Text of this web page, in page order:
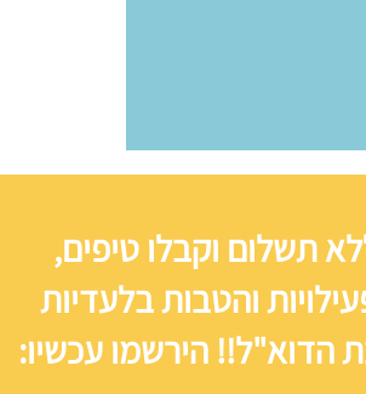
תשלום וקבלו טיפים,
והטבות בלעדיות
הדוא"ל!! הירשמו עכשיו: